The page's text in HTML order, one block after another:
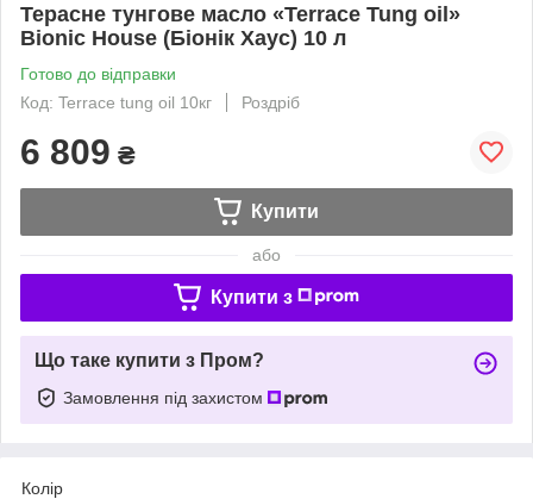
Терасне тунгове масло «Terrace Tung oil»
Bionic House (Біонік Хаус) 10 л
Готово до відправки
Код: Terrace tung oil 10кг
Роздріб
6 809 ₴
Купити
або
Купити з
Що таке купити з Пром?
Замовлення під захистом
Колір